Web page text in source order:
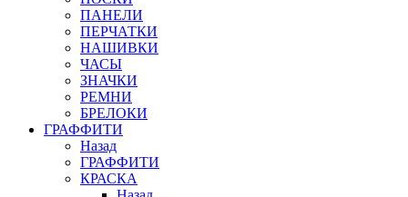
ПАНЕЛИ
ПЕРЧАТКИ
НАШИВКИ
ЧАСЫ
ЗНАЧКИ
РЕМНИ
БРЕЛОКИ
ГРАФФИТИ
Назад
ГРАФФИТИ
КРАСКА